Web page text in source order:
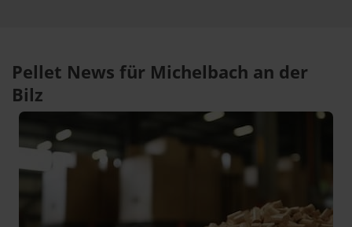
Pellet News für Michelbach an der
Bilz